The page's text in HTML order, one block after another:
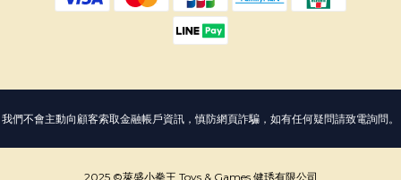
我們不會主動向顧客索取金融帳戶資訊，慎防網頁詐騙，如有任何疑問請致電詢問。
2025 ©萊盛小拳王 Toys & Games 健琇有限公司